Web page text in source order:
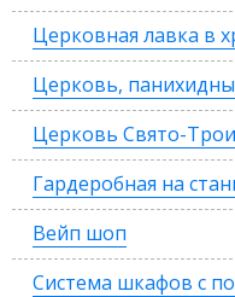
Церковная лавка в
Церковь,
Церковь Свято-
Гардеробная на
Вейп шоп
Система шкафов с